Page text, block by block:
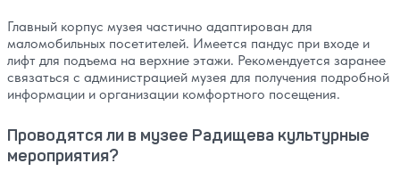
Главный корпус музея частично адаптирован для
маломобильных посетителей. Имеется пандус при входе и
лифт для подъема на верхние этажи. Рекомендуется заранее
связаться с администрацией музея для получения подробной
информации и организации комфортного посещения.
Проводятся ли в музее Радищева культурные
мероприятия?